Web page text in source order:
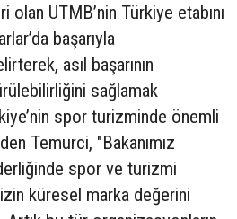
UTMB’nin Türkiye etabını
başarıyla
asıl başarının
sağlamak
spor turizminde önemli
Temurci, "Bakanımız
spor ve turizmi
küresel marka değerini